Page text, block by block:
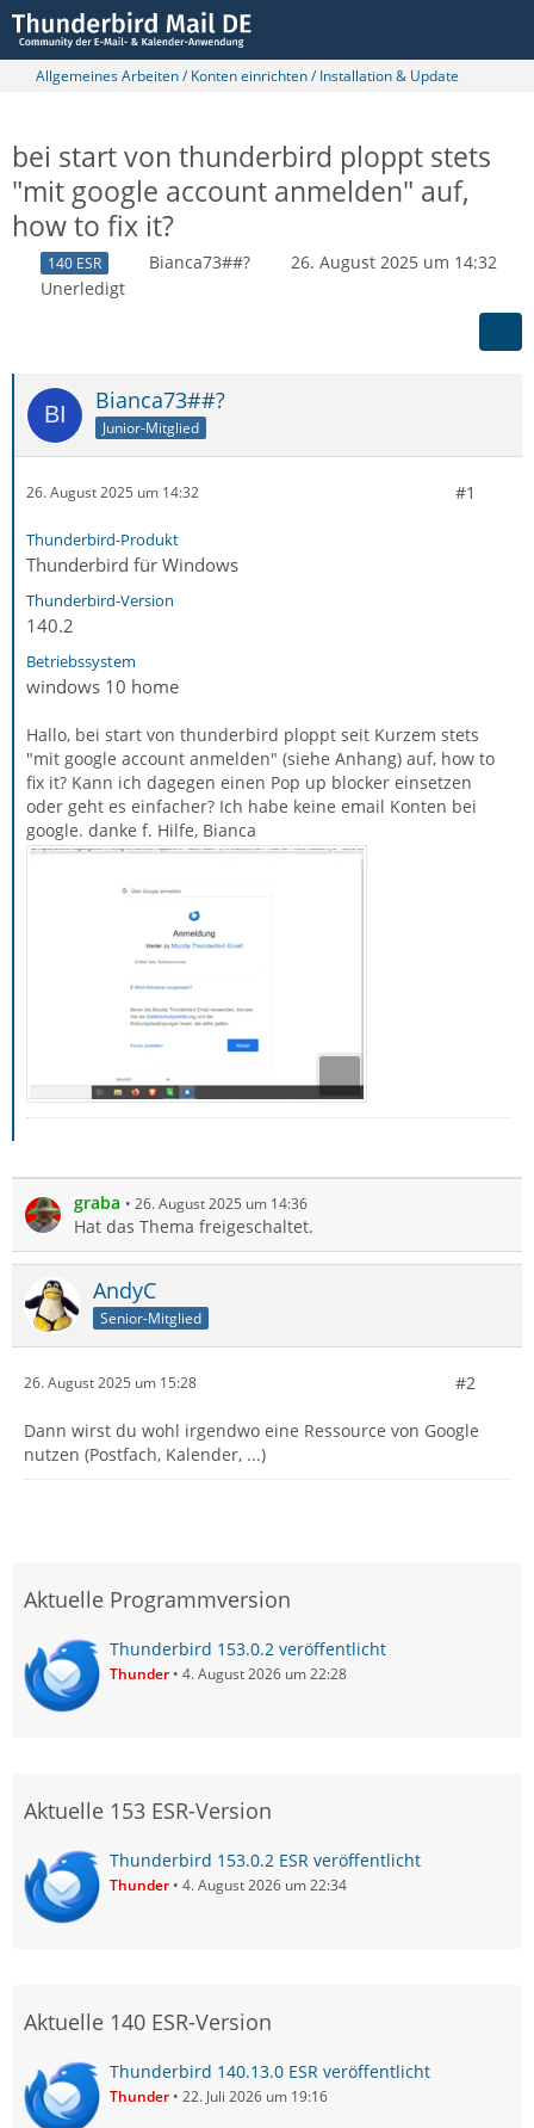
Allgemeines Arbeiten / Konten einrichten / Installation & Update
bei start von thunderbird ploppt stets
"mit google account anmelden" auf,
how to fix it?
140 ESR Bianca73##?
26. August 2025 um 14:32
Unerledigt
Bianca73##?
Junior-Mitglied
26. August 2025 um 14:32 #1
Thunderbird-Produkt
Thunderbird für Windows
Thunderbird-Version
140.2
Betriebssystem
windows 10 home
Hallo, bei start von thunderbird ploppt seit Kurzem stets
"mit google account anmelden" (siehe Anhang) auf, how to
fix it? Kann ich dagegen einen Pop up blocker einsetzen
oder geht es einfacher? Ich habe keine email Konten bei
google. danke f. Hilfe, Bianca
graba 26. August 2025 um 14:36
Hat das Thema freigeschaltet.
AndyC
Senior-Mitglied
26. August 2025 um 15:28 #2
Dann wirst du wohl irgendwo eine Ressource von Google
nutzen (Postfach, Kalender, ...)
Aktuelle Programmversion
Thunderbird 153.0.2 veröffentlicht
Thunder 4. August 2026 um 22:28
Aktuelle 153 ESR-Version
Thunderbird 153.0.2 ESR veröffentlicht
Thunder 4. August 2026 um 22:34
Aktuelle 140 ESR-Version
Thunderbird 140.13.0 ESR veröffentlicht
Thunder 22. Juli 2026 um 19:16